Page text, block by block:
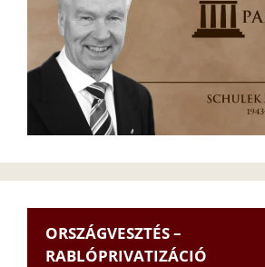
ORSZÁGVESZTÉS –
RABLÓPRIVATIZÁCIÓ